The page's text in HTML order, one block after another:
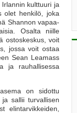
kulttuuri ja
olet henkilö, joka
Shannon vapaa-
Osalta niille
ostoskeskus, voit
jossa voit ostaa
Sean Leamass
ja rauhallisessa
on sidottu
sallii turvallisen
elintarvikkeiden,